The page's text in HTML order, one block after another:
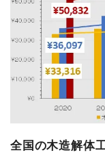
全国の木造解体